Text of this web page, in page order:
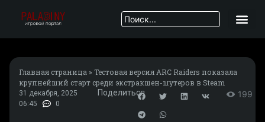
Главная страница » Тестовая версия ARC Raiders показала
крупнейший старт среди экстракшен-шутеров в Steam
31 декабря, 2025
06:45
0
Поделиться 199